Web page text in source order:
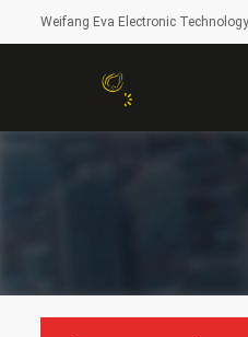
Weifang Eva Electronic